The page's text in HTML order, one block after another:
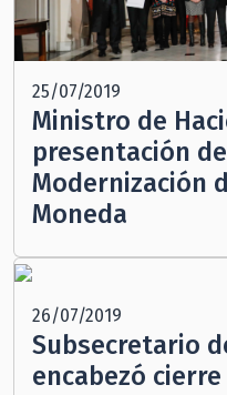
25/07/2019
Ministro de
presentación
Modernización
Moneda
26/07/2019
Subsecretario
encabezó